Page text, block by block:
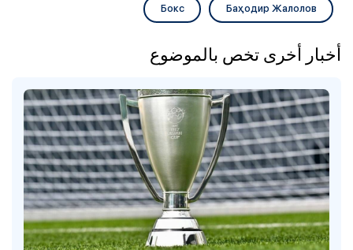
Баҳодир Жалолов
Бокс
أخبار أخرى تخص بالموضوع